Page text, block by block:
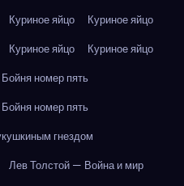
Куриное яйцо
Куриное яйцо
Куриное яйцо
Куриное яйцо
номер пять
номер пять
гнездом
Лев Толстой — Война и мир